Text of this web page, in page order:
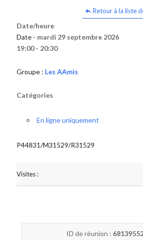
Retour à la liste
Date/heure
Date - mardi 29 septembre 2026
19:00 - 20:30
Groupe : Les AAmis
Catégories
En ligne uniquement
P44831/M31529/R31529
Visites :
ID de réunion :